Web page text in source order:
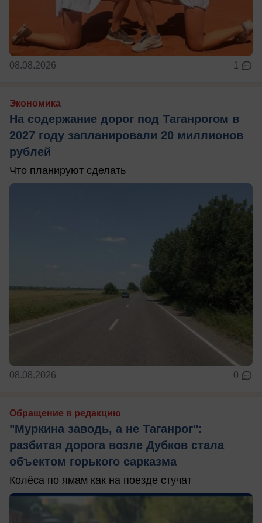
08.08.2026 1
Экономика
На содержание дорог под Таганрогом в
2027 году запланировали 20 миллионов
рублей
Что планируют сделать
08.08.2026 0
Обращение в редакцию
"Муркина заводь, а не Таганрог":
разбитая дорога возле Дубков стала
объектом горького сарказма
Колёса по ямам как на поезде стучат